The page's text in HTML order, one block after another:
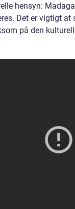
hensyn:
Det er vigtigt
på den